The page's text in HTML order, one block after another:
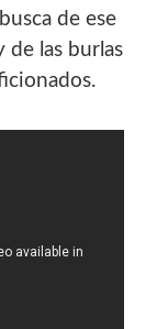
de ese
de las burlas